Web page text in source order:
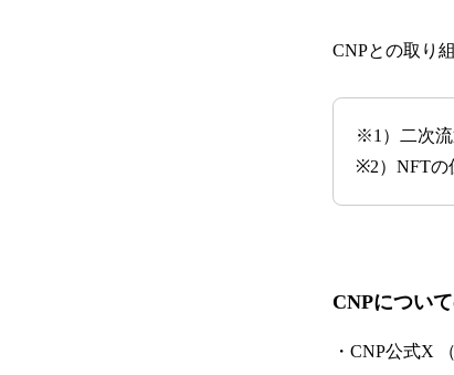
CNPとの取り
※1）二次
※2）NFTの
CNPについ
・CNP公式X